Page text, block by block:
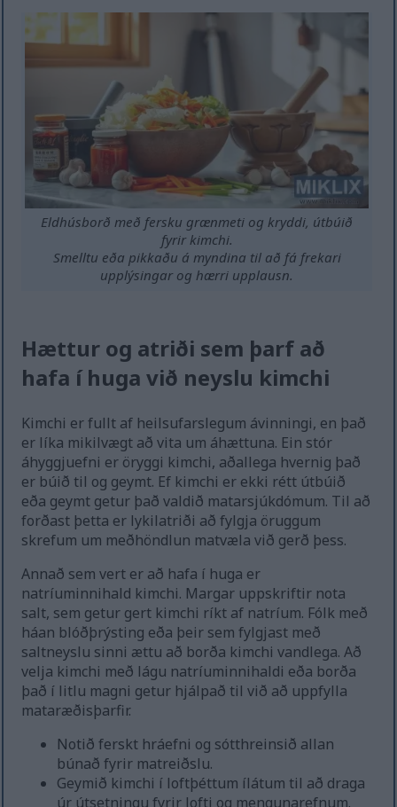
Eldhúsborð með fersku grænmeti og kryddi, útbúið
fyrir kimchi.
Smelltu eða pikkaðu á myndina til að fá frekari
upplýsingar og hærri upplausn.
Hættur og atriði sem þarf að
hafa í huga við neyslu kimchi
Kimchi er fullt af heilsufarslegum ávinningi, en það
er líka mikilvægt að vita um áhættuna. Ein stór
áhyggjuefni er öryggi kimchi, aðallega hvernig það
er búið til og geymt. Ef kimchi er ekki rétt útbúið
eða geymt getur það valdið matarsjúkdómum. Til að
forðast þetta er lykilatriði að fylgja öruggum
skrefum um meðhöndlun matvæla við gerð þess.
Annað sem vert er að hafa í huga er
natríuminnihald kimchi. Margar uppskriftir nota
salt, sem getur gert kimchi ríkt af natríum. Fólk með
háan blóðþrýsting eða þeir sem fylgjast með
saltneyslu sinni ættu að borða kimchi vandlega. Að
velja kimchi með lágu natríuminnihaldi eða borða
það í litlu magni getur hjálpað til við að uppfylla
mataræðisþarfir.
Notið ferskt hráefni og sótthreinsið allan
búnað fyrir matreiðslu.
Geymið kimchi í loftþéttum ílátum til að draga
úr útsetningu fyrir lofti og mengunarefnum.